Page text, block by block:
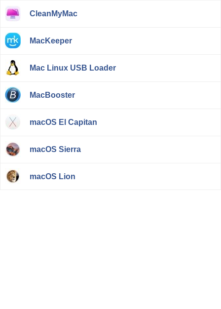
CleanMyMac
MacKeeper
Mac Linux USB Loader
MacBooster
macOS El Capitan
macOS Sierra
macOS Lion